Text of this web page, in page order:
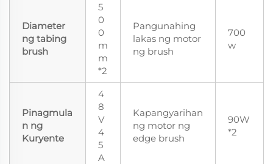
Diameter
ng tabing
brush
5
0
0
m
m
*2
Pangunahing
lakas ng motor
ng brush
700
w
Pinagmula
n ng
Kuryente
4
8
V
4
5
A
Kapangyarihan
ng motor ng
edge brush
90W
*2